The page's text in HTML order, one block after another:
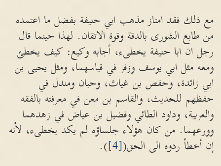
مع ذلك فقد امتاز مذهب ابي حنيفة بفضل ما اعتمده
من طابع الشورى بالدقة وقوة الاتقان. لهذا حينما قال
رجل ان ابا حنيفة يخطىء، أجابه وكيع: كيف يخطئ
ومعه مثل ابي يوسف وزفر في قياسهما، ومثل يحيى بن
ابي زائدة، وحفص بن غياث، وحبان ومندل في
حفظهم للحديث، والقاسم بن معن في معرفته بالفقه
والعربية، وداود الطائي وفضيل بن عياض في زهدهما
وورعهما. من كان هؤلاء جلساؤه لم يكد يخطىء، لأنه
إن أخطأ ردوه الى الحق([4]
).